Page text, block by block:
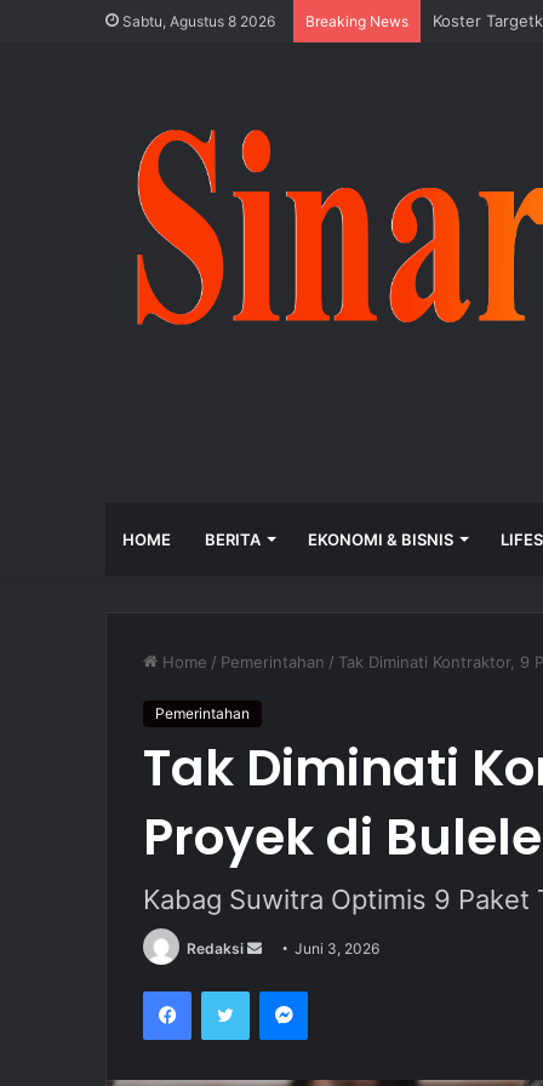
Sabtu, Agustus 8 2026 Breaking News Koster
HOME BERITA EKONOMI & BISNIS
Home / Pemerintahan / Tak Diminati Kontraktor, 9
Pemerintahan
Tak Diminati
Proyek di
Kabag Suwitra Optimis 9 Paket
Redaksi Juni 3, 2026